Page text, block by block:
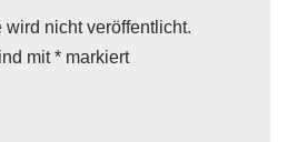
nicht veröffentlicht.
mit* markiert